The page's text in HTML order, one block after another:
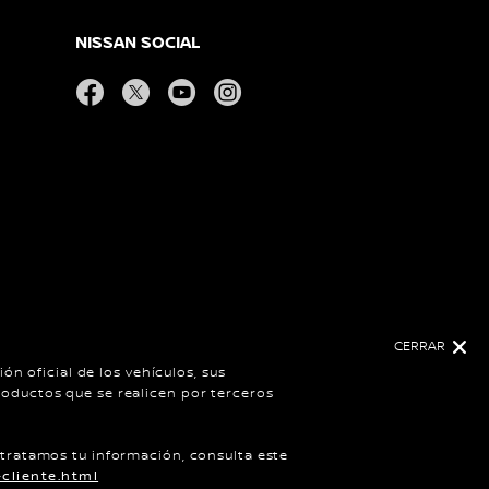
oficial de los vehículos, sus
que se realicen por terceros
tu información, consulta este
CERRAR
NISSAN SOCIAL
facebooktwitter youtube